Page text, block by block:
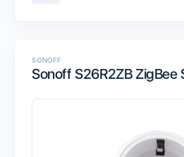
SONOFF
Sonoff S26R2ZB ZigBee